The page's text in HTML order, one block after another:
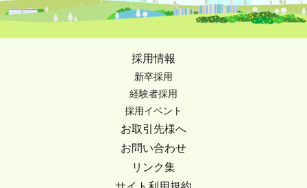
採用情報
新卒採用
経験者採用
採用イベント
お取引先様へ
お問い合わせ
リンク集